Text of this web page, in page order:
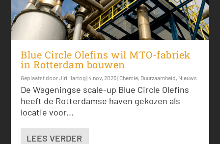
Blue Circle Olefins wil MTO-fabriek
in Rotterdam bouwen
Geplaatst doorJiri Hartog|4 nov, 2025| Chemie, Duurzaamheid, Nieuws
De Wageningse scale-up Blue Circle Olefins
heeft de Rotterdamse haven gekozen als
locatie voor...
LEES VERDER